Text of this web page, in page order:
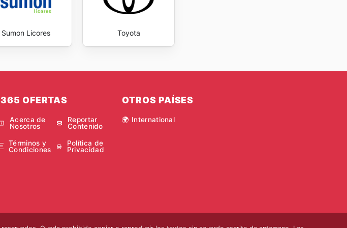
Sumon Licores Toyota
OFERTAS
Acerca de
Nosotros
Reportar
Contenido
Términos y
Condiciones
Política de
Privacidad
OTROS PAÍSES
🌍 International